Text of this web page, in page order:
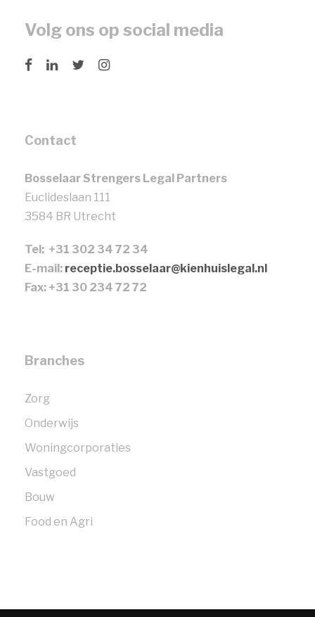
Volg ons op social media
Contact
Bosselaar Strengers Legal Partners
Euclideslaan 111
3584 BR Utrecht
Tel: +31 302 34 72 34
E-mail: receptie.bosselaar@kienhuislegal.nl
Fax: +31 30 234 72 72
Branches
Zorg
Onderwijs
Woningcorporaties
Vastgoed
Bouw
Food en Agri